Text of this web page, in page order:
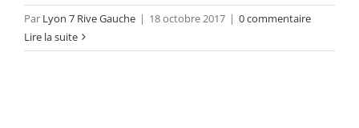
Par Lyon 7 Rive Gauche | 18 octobre 2017 | 0 commentaire
Lire la suite